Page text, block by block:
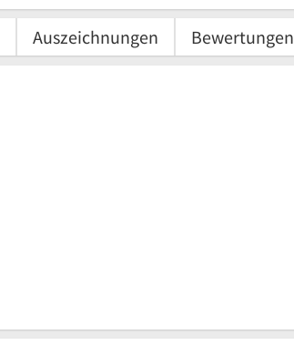
Auszeichnungen Bewertungen